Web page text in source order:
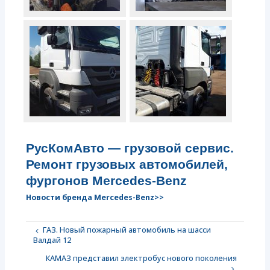
РусКомАвто — грузовой сервис.
Ремонт грузовых автомобилей,
фургонов Mercedes-Benz
Новости бренда Mercedes-Benz>>
ГАЗ. Новый пожарный автомобиль на шасси
Валдай 12
КАМАЗ представил электробус нового поколения